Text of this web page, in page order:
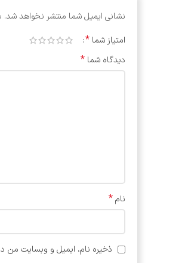
نشانی ایمیل شما منتشر نخواهد شد.
امتیاز شما*
دیدگاه شما*
نام*
ذخیره نام، ایمیل و وبسایت من